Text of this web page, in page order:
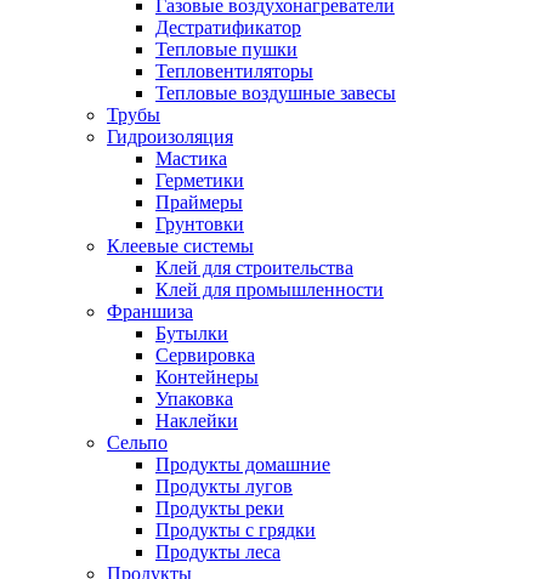
Газовые воздухонагреватели
Дестратификатор
Тепловые пушки
Тепловентиляторы
Тепловые воздушные завесы
Трубы
Гидроизоляция
Мастика
Герметики
Праймеры
Грунтовки
Клеевые системы
Клей для строительства
Клей для промышленности
Франшиза
Бутылки
Сервировка
Контейнеры
Упаковка
Наклейки
Сельпо
Продукты домашние
Продукты лугов
Продукты реки
Продукты с грядки
Продукты леса
Продукты